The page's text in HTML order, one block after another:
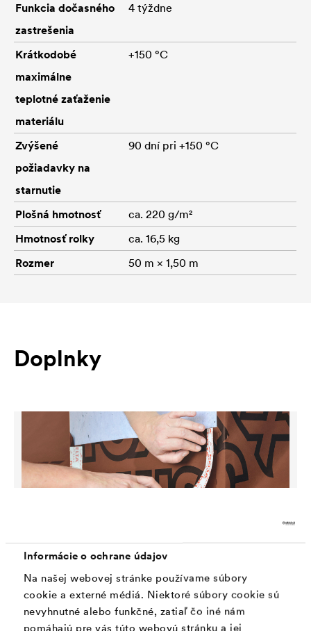
Informácie o ochrane údajov
Na našej webovej stránke používame súbory
cookie a externé médiá. Niektoré súbory cookie sú
nevyhnutné alebo funkčné, zatiaľ čo iné nám
pomáhajú pre vás túto webovú stránku a jej
Funkcia dočasného
zastrešenia
4 týždne
Krátkodobé
maximálne
teplotné zaťaženie
materiálu
+150 °C
Zvýšené
požiadavky na
starnutie
90 dní pri +150 °C
Plošná hmotnosť
ca. 220 g/m²
Hmotnosť rolky
ca. 16,5 kg
Rozmer
50 m × 1,50 m
Doplnky
DELTA®-MULTI-BAND